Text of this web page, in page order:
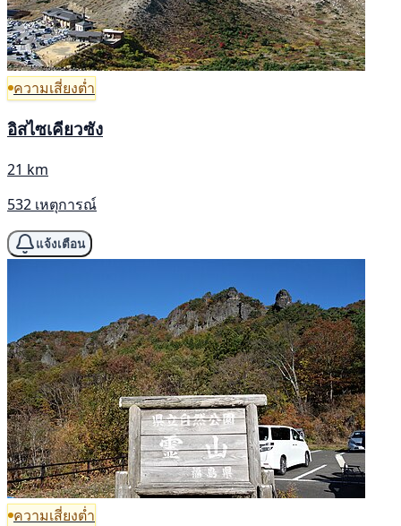
ความเสี่ยงต่ำ
อิสไซเคียวซัง
21 km
532 เหตุการณ์
แจ้งเตือน
ความเสี่ยงต่ำ